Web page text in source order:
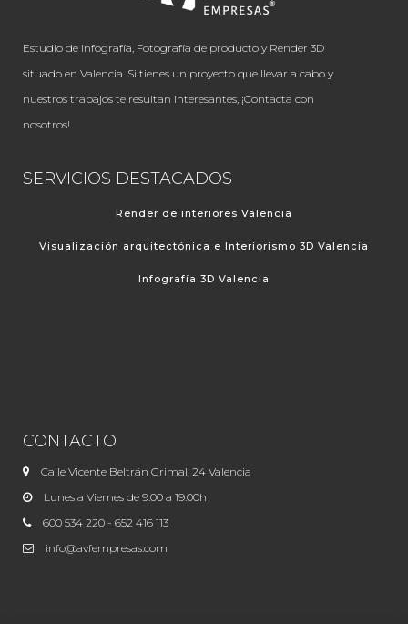
Estudio de Infografía, Fotografía de producto y Render 3D
situado en Valencia. Si tienes un proyecto que llevar a cabo y
nuestros trabajos te resultan interesantes, ¡Contacta con
nosotros!
SERVICIOS DESTACADOS
Render de interiores Valencia
Visualización arquitectónica e Interiorismo 3D Valencia
Infografía 3D Valencia
CONTACTO
Calle Vicente Beltrán Grimal, 24 Valencia
Lunes a Viernes de 9:00 a 19:00h
600 534 220 - 652 416 113
info@avfempresas.com